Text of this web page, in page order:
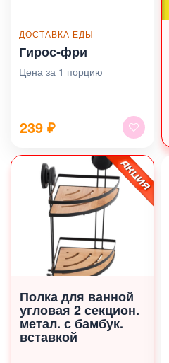
ДОСТАВКА ЕДЫ
Гирос‑фри
Цена за 1 порцию
239 ₽
Полка для ванной
угловая 2 секцион.
метал. с бамбук.
вставкой